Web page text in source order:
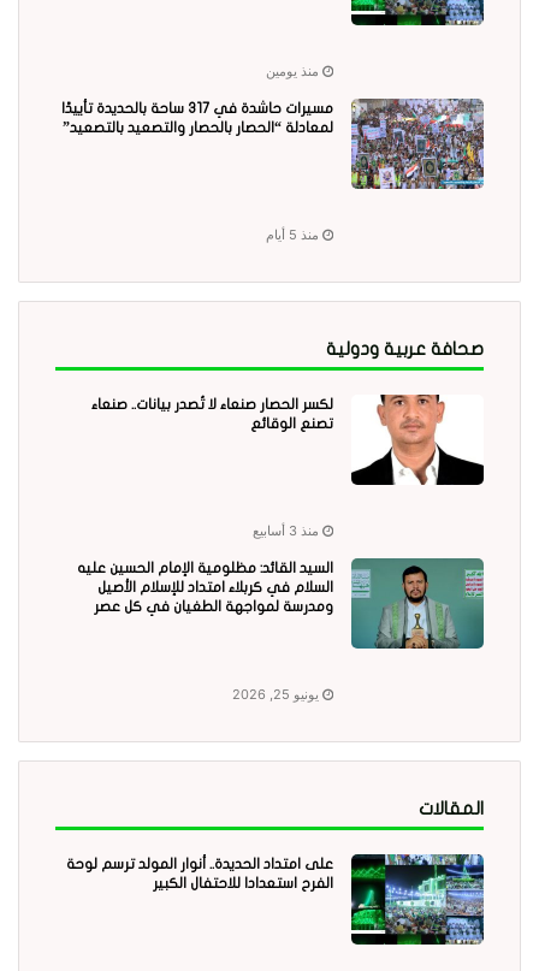
منذ يومين
مسيرات حاشدة في 317 ساحة بالحديدة تأييدًا
لمعادلة “الحصار بالحصار والتصعيد بالتصعيد”
منذ 5 أيام
صحافة عربية ودولية
لكسر الحصار صنعاء لا تُصدر بيانات.. صنعاء
تصنع الوقائع
منذ 3 أسابيع
السيد القائد: مظلومية الإمام الحسين عليه
السلام في كربلاء امتداد للإسلام الأصيل
ومدرسة لمواجهة الطغيان في كل عصر
يونيو 25, 2026
المقالات
على امتداد الحديدة.. أنوار المولد ترسم لوحة
الفرح استعدادا للاحتفال الكبير